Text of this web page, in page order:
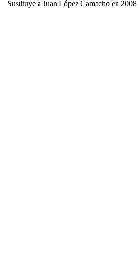
Sustituye a Juan López Camacho en 2008